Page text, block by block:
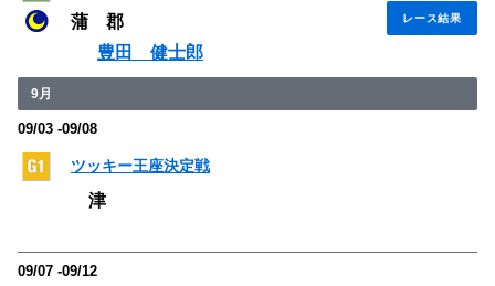
レース結果
蒲 郡
豊田 健士郎
9月
09/03 -09/08
ツッキー王座決定戦
津
09/07 -09/12